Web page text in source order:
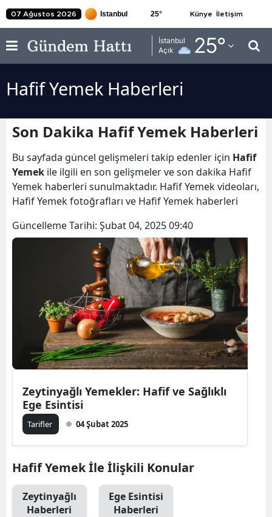
07 Ağustos 2026 25° Künye İletişim
İstanbul
Açık
25°
Adana
Adıyaman
Afyonkarahisar
Amasya
Ankara
Antalya
Aydın
Balıkesir
Bilecik
Bingöl
Bitlis
Bolu
Burdur
Çorum
Hafif Yemek Haberleri
Son Dakika Hafif Yemek Haberleri
Bu sayfada güncel gelişmeleri takip edenler için Hafif
Yemek ile ilgili en son gelişmeler ve son dakika Hafif
Yemek haberleri sunulmaktadır. Hafif Yemek videoları,
Hafif Yemek fotoğrafları ve Hafif Yemek haberleri
Güncelleme Tarihi: Şubat 04, 2025 09:40
Zeytinyağlı Yemekler: Hafif ve Sağlıklı
Ege Esintisi
Tarifler 04 Şubat 2025
Hafif Yemek İle İlişkili Konular
Zeytinyağlı
Haberleri
Ege Esintisi
Haberleri